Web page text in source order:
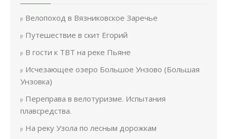
Велопоход в Вязниковское Заречье
Путешествие в скит Егорий
В гости к ТВТ на реке Пьяне
Исчезающее озеро Большое Унзово (Большая
Унзовка)
Переправа в велотуризме. Испытания
плавсредства.
На реку Узола по лесным дорожкам